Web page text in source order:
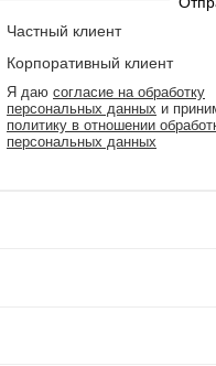
Частный клиент
Корпоративный клиент
Я даю согласие на обработку
персональных данных и
политику в отношении
персональных данных